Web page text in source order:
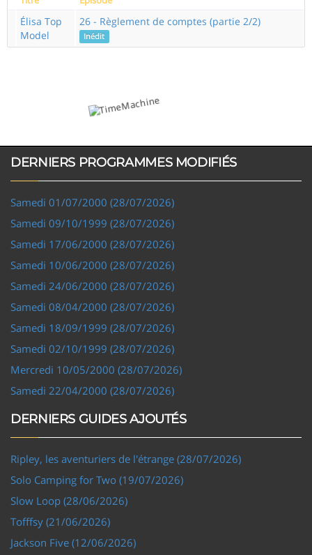
Élisa Top
Model
26 - Règlement de comptes (partie 2/2)
Inédit
DERNIERS PROGRAMMES MODIFIÉS
Samedi 01/07/2000 (28/07/2026)
Samedi 09/10/1999 (28/07/2026)
Samedi 17/06/2000 (28/07/2026)
Samedi 10/06/2000 (28/07/2026)
Samedi 24/06/2000 (28/07/2026)
Samedi 08/04/2000 (28/07/2026)
Samedi 18/09/1999 (28/07/2026)
Samedi 02/10/1999 (28/07/2026)
Mercredi 10/05/2000 (28/07/2026)
Samedi 22/04/2000 (28/07/2026)
DERNIERS GUIDES AJOUTÉS
Ripley, les aventuriers de l'étrange (28/07/2026)
Solo Camping for Two (19/07/2026)
Slow Loop (28/06/2026)
Tofffsy (21/06/2026)
Jackson Five (12/06/2026)